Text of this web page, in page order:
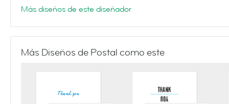
Más diseños de este diseñador
Más Diseños de Postal como este